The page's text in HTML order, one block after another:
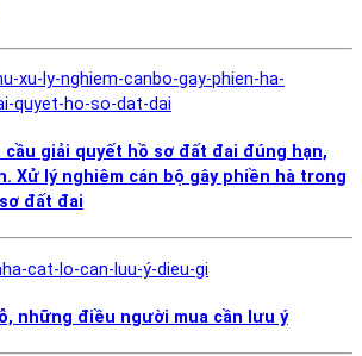
cầu giải quyết hồ sơ đất đai đúng hạn,
Xử lý nghiêm cán bộ gây phiền hà trong
đất đai
những điều người mua cần lưu ý